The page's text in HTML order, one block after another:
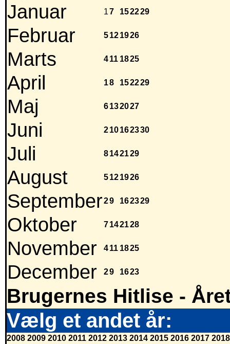
Januar 17 152229
Februar 5121926
Marts 411 1825
April 18 152229
Maj 6132027
Juni 210162330
Juli 8142129
August 5121926
September29 162329
Oktober 7142128
November 411 1825
December 29 1623
Brugernes Hitlise -
Vælg et andet år:
2008 2009 2010 2011 2012 2013 2014 2015 2016 2017 2018